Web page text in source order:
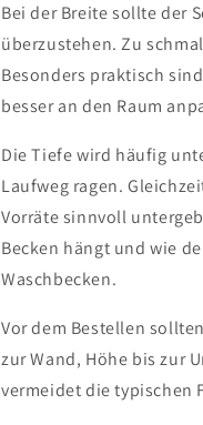
Bei der Breite sollte der
überzustehen. Zu
Besonders praktisch
besser an den Raum
Die Tiefe wird häufig
Laufweg ragen.
Vorräte sinnvoll
Becken hängt und wie
Waschbecken.
Vor dem Bestellen
zur Wand, Höhe bis zur
vermeidet die typischen
MELDEN SIE
ERHALTEN SIE
Abonnieren Sie unseren
Rabatt auf alle Produkte
Halten Sie mich über
dem Laufenden
Weitere Informationen zur Verarbeitung Ihrer
Marketingkommunikation finden Sie in